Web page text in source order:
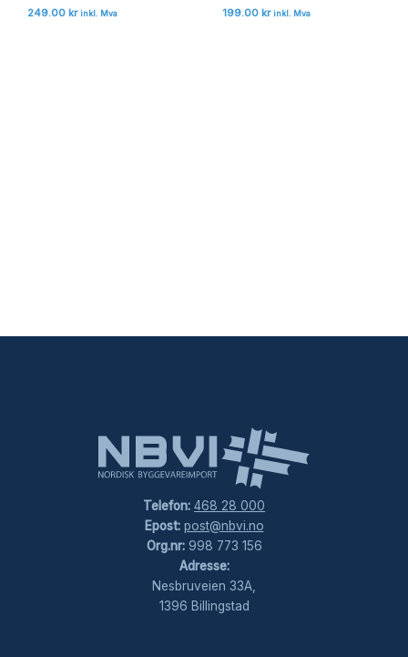
249.00 kr inkl. Mva 199.00 kr inkl. Mva
Telefon: 468 28 000
Epost: post@nbvi.no
Org.nr:998 773 156
Adresse:
Nesbruveien 33A,
1396 Billingstad